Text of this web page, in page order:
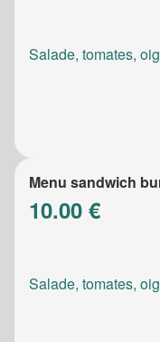
Salade, tomates,
Menu sandwich
10.00 €
Salade, tomates,